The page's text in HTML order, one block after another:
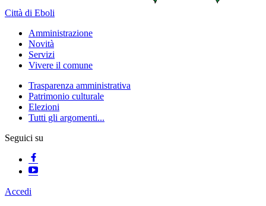
Città di Eboli
Amministrazione
Novità
Servizi
Vivere il comune
Trasparenza amministrativa
Patrimonio culturale
Elezioni
Tutti gli argomenti...
Seguici su
Accedi